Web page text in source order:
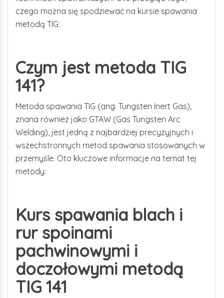
czego można się spodziewać na kursie spawania
metodą TIG:
Czym jest metoda TIG
141?
Metoda spawania TIG (ang. Tungsten Inert Gas),
znana również jako GTAW (Gas Tungsten Arc
Welding), jest jedną z najbardziej precyzyjnych i
wszechstronnych metod spawania stosowanych w
przemyśle. Oto kluczowe informacje na temat tej
metody:
Kurs spawania blach i
rur spoinami
pachwinowymi i
doczołowymi metodą
TIG 141